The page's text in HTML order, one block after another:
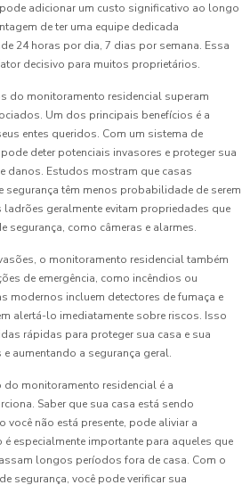
adicionar um custo significativo ao longo
de ter uma equipe dedicada
24 horas por dia, 7 dias por semana. Essa
decisivo para muitos proprietários.
do monitoramento residencial superam
Um dos principais benefícios é a
entes queridos. Com um sistema de
deter potenciais invasores e proteger sua
danos. Estudos mostram que casas
têm menos probabilidade de serem
geralmente evitam propriedades que
segurança, como câmeras e alarmes.
o monitoramento residencial também
de emergência, como incêndios ou
modernos incluem detectores de fumaça e
alertá-lo imediatamente sobre riscos. Isso
rápidas para proteger sua casa e sua
aumentando a segurança geral.
monitoramento residencial é a
Saber que sua casa está sendo
não está presente, pode aliviar a
é especialmente importante para aqueles que
longos períodos fora de casa. Com o
segurança, você pode verificar sua